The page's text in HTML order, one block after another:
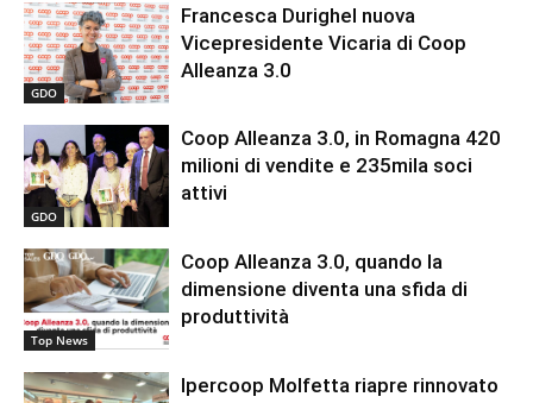
GDO
Francesca Durighel nuova
Vicepresidente Vicaria di Coop
Alleanza 3.0
GDO
Coop Alleanza 3.0, in Romagna 420
milioni di vendite e 235mila soci
attivi
Top News
Coop Alleanza 3.0, quando la
dimensione diventa una sfida di
produttività
Ipercoop Molfetta riapre rinnovato